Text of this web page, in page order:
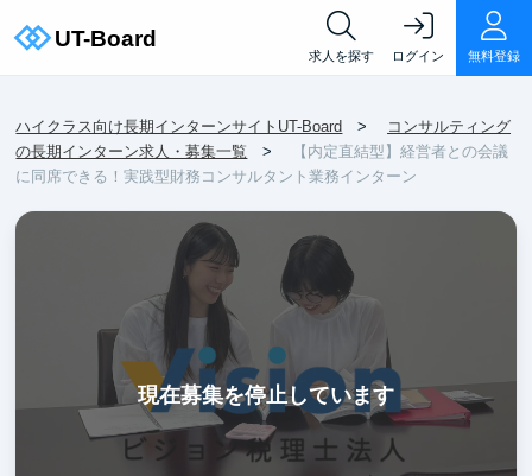
求人を探す ログイン 無料登録
ハイクラス向け長期インターンサイトUT-Board
コンサルティング
の長期インターン求人・募集一覧
【内定直結型】経営者との会議
に同席できる！実践型財務コンサルタント業務インターン
現在募集を停止しています